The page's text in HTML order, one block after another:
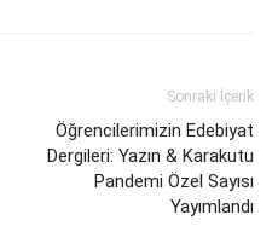
Sonraki İçerik
Öğrencilerimizin Edebiyat
Dergileri: Yazın & Karakutu
Pandemi Özel Sayısı
Yayımlandı